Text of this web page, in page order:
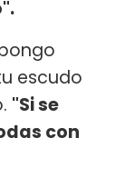
escudo
"Si se
con